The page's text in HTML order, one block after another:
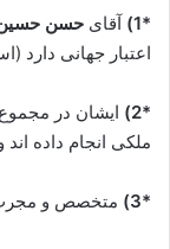
*1) آقای حسن حسین
اعتبار جهانی دارد
*2)
ملکی انجام داده اند
*3) متخصص و